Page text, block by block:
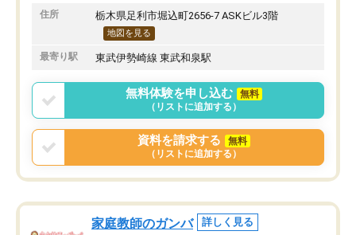
住所 栃木県足利市堀込町2656-7 ASKビル3階
地図を見る
最寄り駅 東武伊勢崎線 東武和泉駅
無料体験を申し込む
無料
（リストに追加する）
資料を請求する
無料
（リストに追加する）
家庭教師のガンバ 詳しく見る